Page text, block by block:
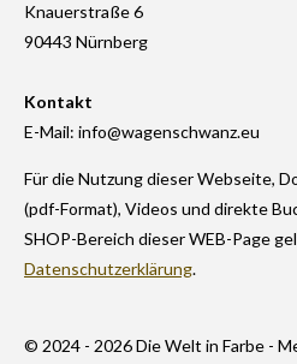
Knauerstraße 6
90443 Nürnberg
Kontakt
E-Mail: info@wagenschwanz.eu
Für die Nutzung dieser Webseite,
(pdf-Format), Videos und direkte
SHOP-Bereich dieser WEB-Page
Datenschutzerklärung.
© 2024 - 2026 Die Welt in Farbe -